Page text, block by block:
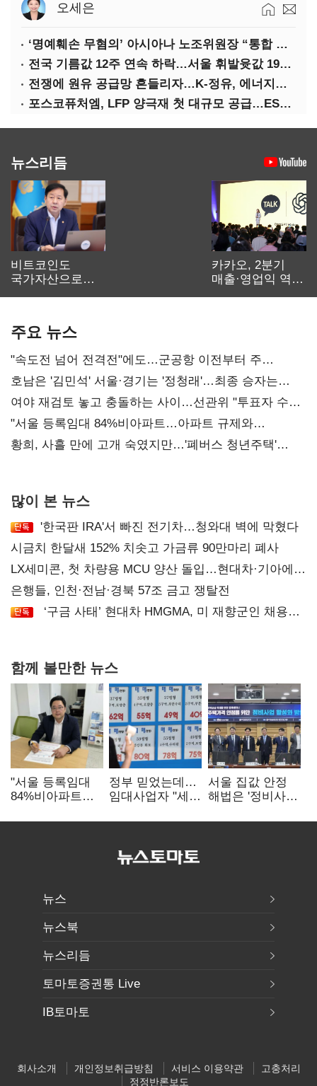
오세은
‘명예훼손 무혐의’ 아시아나 노조위원장 “통합 위해 법적 대응 않겠다”
전국 기름값 12주 연속 하락…서울 휘발윳값 1909원
전쟁에 원유 공급망 흔들리자…K-정유, 에너지안보 핵심으로 재부상
포스코퓨처엠, LFP 양극재 첫 대규모 공급…ESS 시장 공략
뉴스리듬
비트코인도
국가자산으로…'
카카오, 2분기
매출·영업익 역대
주요 뉴스
"속도전 넘어 전격전"에도…군공항 이전부터 주
52시간까지 '뇌관'
호남은 '김민석' 서울·경기는 '정청래'…최종 승자는
'안갯속'
여야 재검토 놓고 충돌하는 사이…선관위 "투표자 수
오차 당연"
"서울 등록임대 84%비아파트…아파트 규제와
달리해야"
황희, 사흘 만에 고개 숙였지만…'폐버스 청년주택'
많이 본 뉴스
'한국판 IRA'서 빠진 전기차…청와대 벽에 막혔다
시금치 한달새 152% 치솟고 가금류 90만마리 폐사
LX세미콘, 첫 차량용 MCU 양산 돌입…현대차·기아에
공급
은행들, 인천·전남·경북 57조 금고 쟁탈전
‘구금 사태’ 현대차 HMGMA, 미 재향군인 채용
함께 볼만한 뉴스
"서울 등록임대
84%비아파트…
달리해야"
정부 믿었는데…
임대사업자 "세금
서울 집값 안정
해법은 '정비사업
분쟁 해소도 과제
뉴스
뉴스북
뉴스리듬
토마토증권통 Live
IB토마토
회사소개 개인정보취급방침 서비스 이용약관
고충처리
정정반론보도